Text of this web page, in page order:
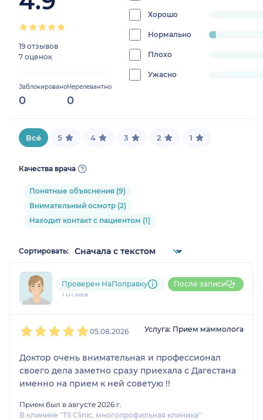
19 отзывов
7 оценок
Заблокировано
0
Нерелевантно
0
Хорошо
0%
Нормально
3.8461538461538463%
Плохо
progress:
Ужасно
0%
Всё 5 4 3 2 1
Качества врача
Понятные объяснения (9)
Внимательный осмотр (2)
Находит контакт с пациентом (1)
Сортировать:
792....@....ru
1 отзыв
Проверен НаПоправку После записи
05.08.2026 Услуга: Прием маммолога
Доктор очень внимательная и профессионал
своего дела заметно сразу приехала с Дагестана
именно на прием к ней советую !!
Прием был в августе 2026 г.
В клинике "TS Clinic, многопрофильная клиника"